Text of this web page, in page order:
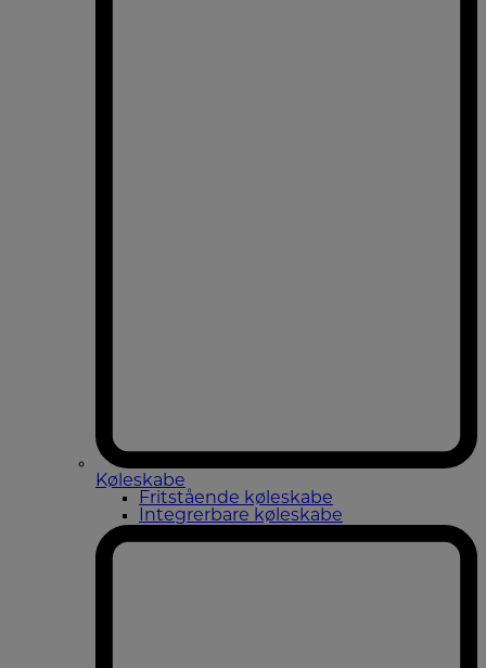
Køleskabe
Fritstående køleskabe
Integrerbare køleskabe